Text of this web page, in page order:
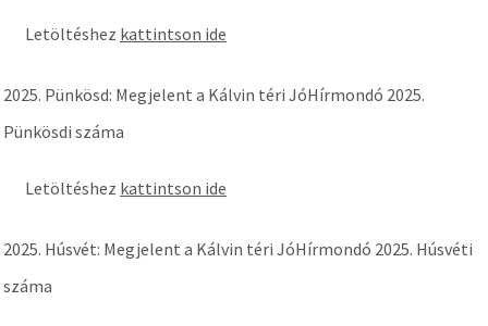
Letöltéshez kattintson ide
2025. Pünkösd: Megjelent a Kálvin téri JóHírmondó 2025.
Pünkösdi száma
Letöltéshez kattintson ide
2025. Húsvét: Megjelent a Kálvin téri JóHírmondó 2025. Húsvéti
száma